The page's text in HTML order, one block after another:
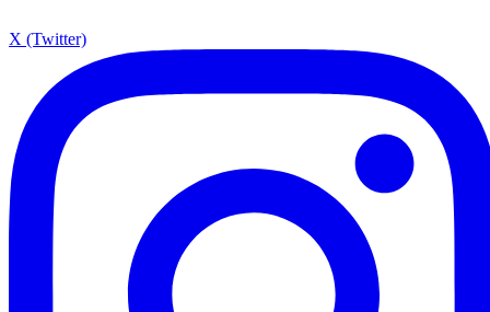
X (Twitter)